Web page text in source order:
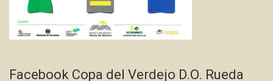
Facebook Copa del Verdejo D.O. Rueda